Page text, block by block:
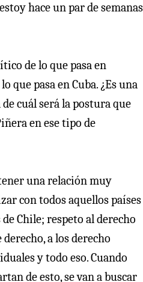
hace un par de semanas
de lo que pasa en
que pasa en Cuba. ¿Es una
cuál será la postura que
en ese tipo de
una relación muy
con todos aquellos países
Chile; respeto al derecho
a los derecho
y todo eso. Cuando
de esto, se van a buscar